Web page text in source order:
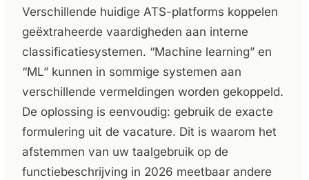
Verschillende huidige ATS-platforms koppelen
geëxtraheerde vaardigheden aan interne
classificatiesystemen. “Machine learning” en
“ML” kunnen in sommige systemen aan
verschillende vermeldingen worden gekoppeld.
De oplossing is eenvoudig: gebruik de exacte
formulering uit de vacature. Dit is waarom het
afstemmen van uw taalgebruik op de
functiebeschrijving in 2026 meetbaar andere